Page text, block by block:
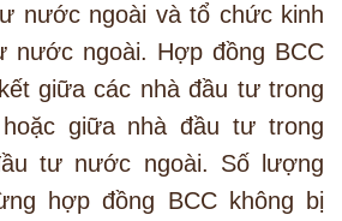
nước ngoài và tổ chức kinh
nước ngoài. Hợp đồng BCC
giữa các nhà đầu tư trong
giữa nhà đầu tư trong
tư nước ngoài. Số lượng
hợp đồng BCC không bị